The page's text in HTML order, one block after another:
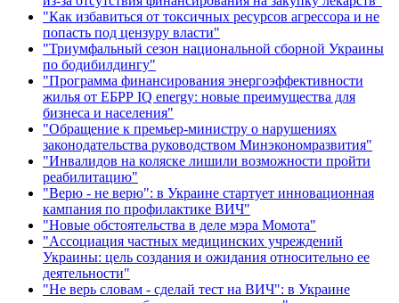
"Как избавиться от токсичных ресурсов агрессора и не
попасть под цензуру власти"
"Триумфальный сезон национальной сборной Украины
по бодибилдингу"
"Программа финансирования энергоэффективности
жилья от ЕБРР IQ energy: новые преимущества для
бизнеса и населения"
"Обращение к премьер-министру о нарушениях
законодательства руководством Минэкономразвития"
"Инвалидов на коляске лишили возможности пройти
реабилитацию"
"Верю - не верю": в Украине стартует инновационная
кампания по профилактике ВИЧ"
"Новые обстоятельства в деле мэра Момота"
"Ассоциация частных медицинских учреждений
Украины: цель создания и ожидания относительно ее
деятельности"
"Не верь словам - сделай тест на ВИЧ": в Украине